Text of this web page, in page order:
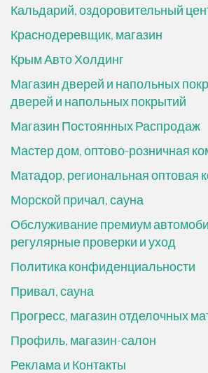
Кальдарий, оздоровительный
Краснодеревщик, магазин
Крым Авто Холдинг
Магазин дверей и напольных
дверей и напольных покрытий
Магазин Постоянных Распродаж
Мастер дом, оптово-розничная
Матадор, региональная оптовая
Морской причал, сауна
Обслуживание премиум
регулярные проверки и уход
Политика конфиденциальности
Привал, сауна
Прогресс, магазин отделочных
Профиль, магазин-салон
Реклама и Контакты